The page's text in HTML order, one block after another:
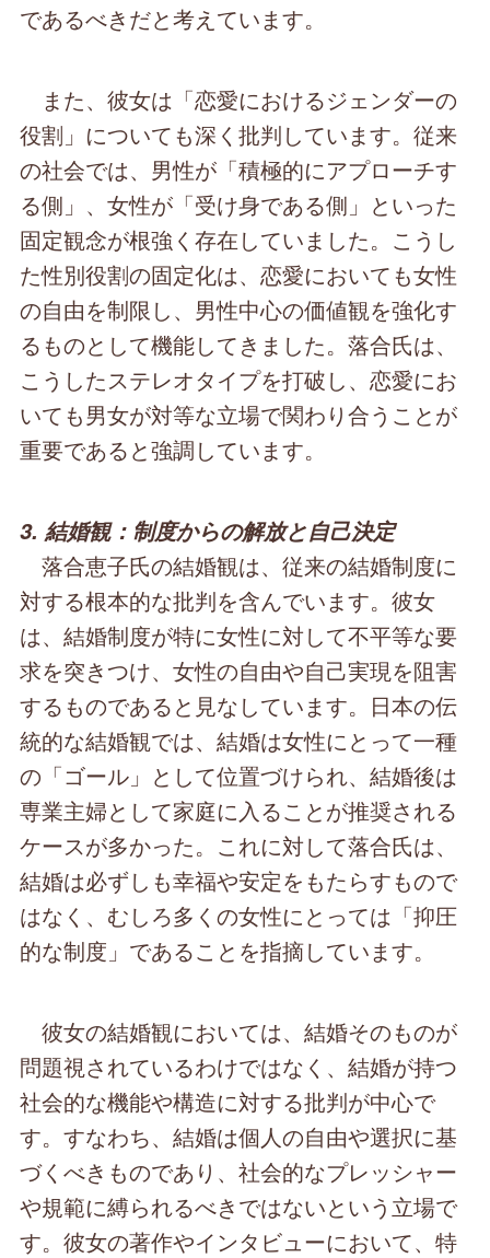
であるべきだと考えています。
また、彼女は「恋愛におけるジェンダーの
役割」についても深く批判しています。従来
の社会では、男性が「積極的にアプローチす
る側」、女性が「受け身である側」といった
固定観念が根強く存在していました。こうし
た性別役割の固定化は、恋愛においても女性
の自由を制限し、男性中心の価値観を強化す
るものとして機能してきました。落合氏は、
こうしたステレオタイプを打破し、恋愛にお
いても男女が対等な立場で関わり合うことが
重要であると強調しています。
3. 結婚観：制度からの解放と自己決定
落合恵子氏の結婚観は、従来の結婚制度に
対する根本的な批判を含んでいます。彼女
は、結婚制度が特に女性に対して不平等な要
求を突きつけ、女性の自由や自己実現を阻害
するものであると見なしています。日本の伝
統的な結婚観では、結婚は女性にとって一種
の「ゴール」として位置づけられ、結婚後は
専業主婦として家庭に入ることが推奨される
ケースが多かった。これに対して落合氏は、
結婚は必ずしも幸福や安定をもたらすもので
はなく、むしろ多くの女性にとっては「抑圧
的な制度」であることを指摘しています。
彼女の結婚観においては、結婚そのものが
問題視されているわけではなく、結婚が持つ
社会的な機能や構造に対する批判が中心で
す。すなわち、結婚は個人の自由や選択に基
づくべきものであり、社会的なプレッシャー
や規範に縛られるべきではないという立場で
す。彼女の著作やインタビューにおいて、特